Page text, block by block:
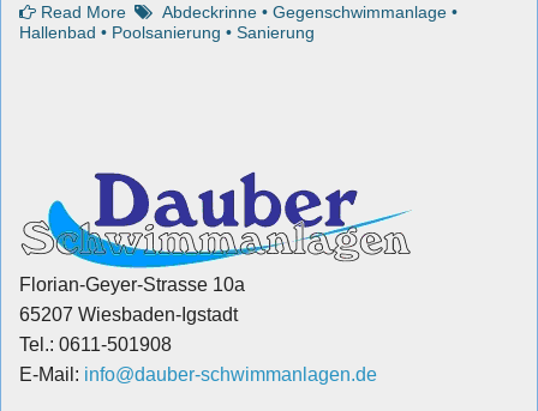
Read More Abdeckrinne •Gegenschwimmanlage •
Hallenbad • Poolsanierung • Sanierung
Florian-Geyer-Strasse 10a
65207 Wiesbaden-Igstadt
Tel.: 0611-501908
E-Mail: info@dauber-schwimmanlagen.de